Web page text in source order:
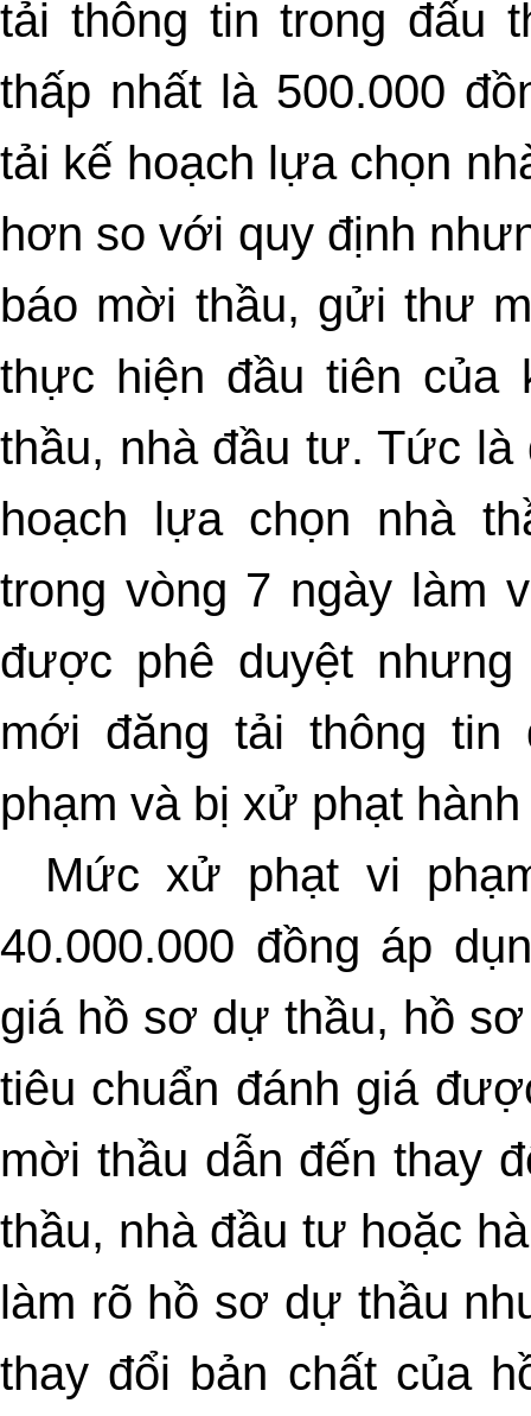
tải thông tin trong đấu
thấp nhất là 500.000
tải kế hoạch lựa chọn
hơn so với quy định
báo mời thầu, gửi thư
thực hiện đầu tiên của
thầu, nhà đầu tư. Tức là
hoạch lựa chọn nhà
trong vòng 7 ngày làm
được phê duyệt
mới đăng tải thông
phạm và bị xử phạt
Mức xử phạt vi
40.000.000 đồng áp
giá hồ sơ dự thầu, hồ
tiêu chuẩn đánh giá
mời thầu dẫn đến thay
thầu, nhà đầu tư hoặc
làm rõ hồ sơ dự thầu
thay đổi bản chất của